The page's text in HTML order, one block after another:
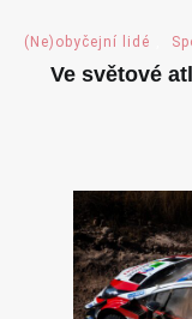
(Ne)obyčejní lidé
Ve světové